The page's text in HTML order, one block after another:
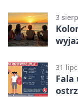
3
31
Fala